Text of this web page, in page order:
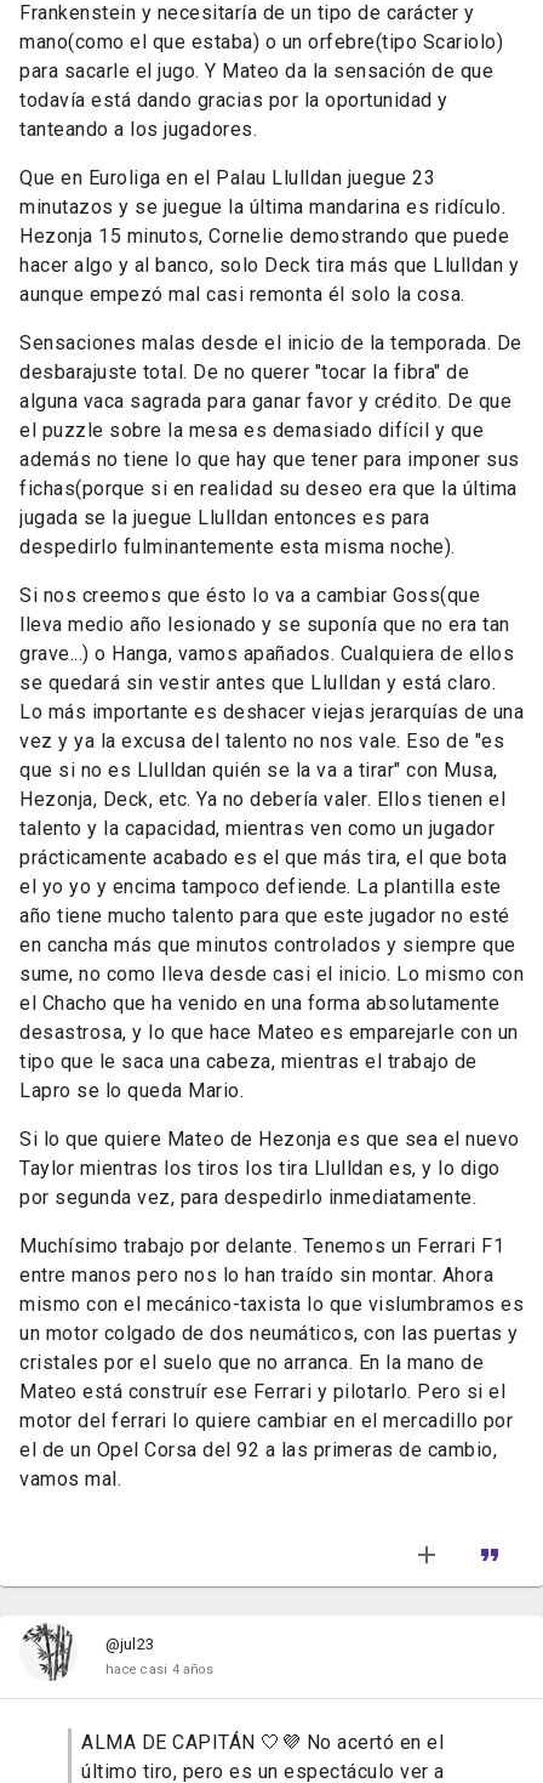
Frankenstein y necesitaría de un tipo de carácter y
mano(como el que estaba) o un orfebre(tipo Scariolo)
para sacarle el jugo. Y Mateo da la sensación de que
todavía está dando gracias por la oportunidad y
tanteando a los jugadores.
Que en Euroliga en el Palau Llulldan juegue 23
minutazos y se juegue la última mandarina es ridículo.
Hezonja 15 minutos, Cornelie demostrando que puede
hacer algo y al banco, solo Deck tira más que Llulldan y
aunque empezó mal casi remonta él solo la cosa.
Sensaciones malas desde el inicio de la temporada. De
desbarajuste total. De no querer "tocar la fibra" de
alguna vaca sagrada para ganar favor y crédito. De que
el puzzle sobre la mesa es demasiado difícil y que
además no tiene lo que hay que tener para imponer sus
fichas(porque si en realidad su deseo era que la última
jugada se la juegue Llulldan entonces es para
despedirlo fulminantemente esta misma noche).
Si nos creemos que ésto lo va a cambiar Goss(que
lleva medio año lesionado y se suponía que no era tan
grave...) o Hanga, vamos apañados. Cualquiera de ellos
se quedará sin vestir antes que Llulldan y está claro.
Lo más importante es deshacer viejas jerarquías de una
vez y ya la excusa del talento no nos vale. Eso de "es
que si no es Llulldan quién se la va a tirar" con Musa,
Hezonja, Deck, etc. Ya no debería valer. Ellos tienen el
talento y la capacidad, mientras ven como un jugador
prácticamente acabado es el que más tira, el que bota
el yo yo y encima tampoco defiende. La plantilla este
año tiene mucho talento para que este jugador no esté
en cancha más que minutos controlados y siempre que
sume, no como lleva desde casi el inicio. Lo mismo con
el Chacho que ha venido en una forma absolutamente
desastrosa, y lo que hace Mateo es emparejarle con un
tipo que le saca una cabeza, mientras el trabajo de
Lapro se lo queda Mario.
Si lo que quiere Mateo de Hezonja es que sea el nuevo
Taylor mientras los tiros los tira Llulldan es, y lo digo
por segunda vez, para despedirlo inmediatamente.
Muchísimo trabajo por delante. Tenemos un Ferrari F1
entre manos pero nos lo han traído sin montar. Ahora
mismo con el mecánico-taxista lo que vislumbramos es
un motor colgado de dos neumáticos, con las puertas y
cristales por el suelo que no arranca. En la mano de
Mateo está construír ese Ferrari y pilotarlo. Pero si el
motor del ferrari lo quiere cambiar en el mercadillo por
el de un Opel Corsa del 92 a las primeras de cambio,
vamos mal.
@jul23
hace casi 4 años
ALMA DE CAPITÁN 🤍💜 No acertó en el
último tiro, pero es un espectáculo ver a